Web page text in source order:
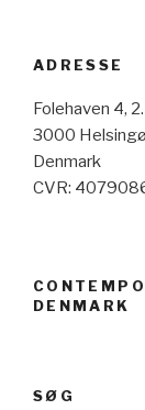
ADRESSE
Folehaven 4,
3000
Denmark
CVR:
DENMARK
SØG